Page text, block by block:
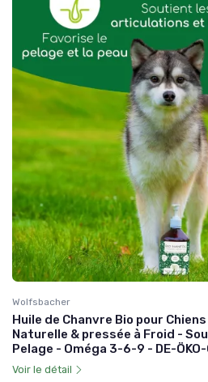
Wolfsbacher
Huile de Chanvre Bio pour
Naturelle & pressée à Froid -
Pelage - Oméga 3-6-9 - DE-
Voir le détail